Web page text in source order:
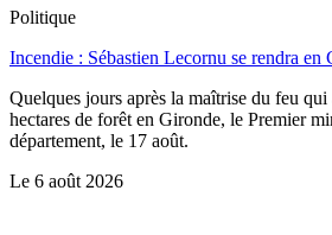
Politique
Incendie : Sébastien Lecornu se rendra en
Quelques jours après la maîtrise du feu
hectares de forêt en Gironde, le Premier
département, le 17 août.
Le 6 août 2026